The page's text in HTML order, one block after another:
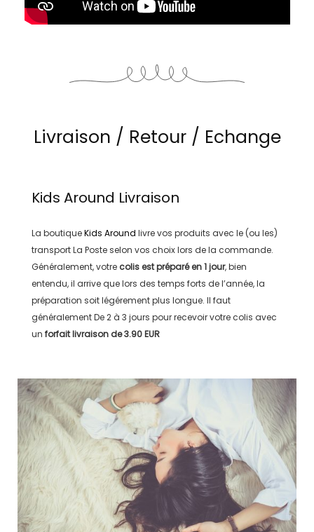
Livraison / Retour / Echange
Kids Around Livraison
La boutiqueKids Around livre vos produits avec le (ou les)
transportLa Posteselon vos choix lors de la commande.
Généralement, votre colis est préparé en1 jour, bien
entendu, il arrive que lors des temps forts de l’année, la
préparation soit légérement plus longue. Il faut
généralementDe 2 à 3 jours pour recevoir votre colis avec
un forfait livraison de3.90 EUR